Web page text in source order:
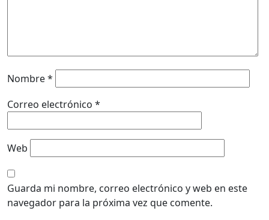
Nombre*
Correo electrónico *
Web
Guarda mi nombre, correo electrónico y web en este
navegador para la próxima vez que comente.